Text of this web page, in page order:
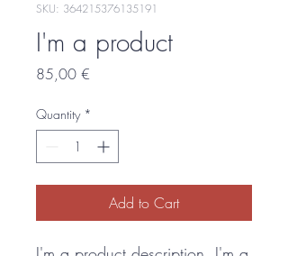
SKU: 364215376135191
I'm a product
85,00 €
Quantity *
Add to Cart